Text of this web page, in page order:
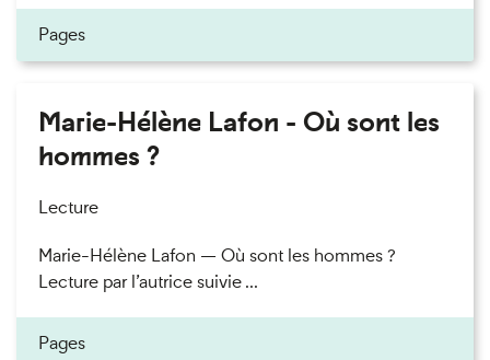
Pages
Marie-Hélène Lafon - Où sont les
hommes ?
Lecture
Marie-Hélène Lafon — Où sont les hommes ?
Lecture par l’autrice suivie ...
Pages